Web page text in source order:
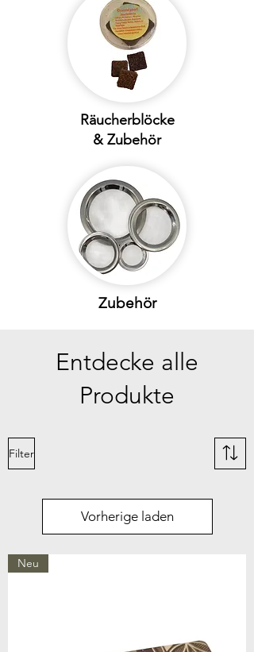
Räucherblöcke
& Zubehör
Zubehör
Entdecke alle
Produkte
Filter
Vorherige laden
Neu